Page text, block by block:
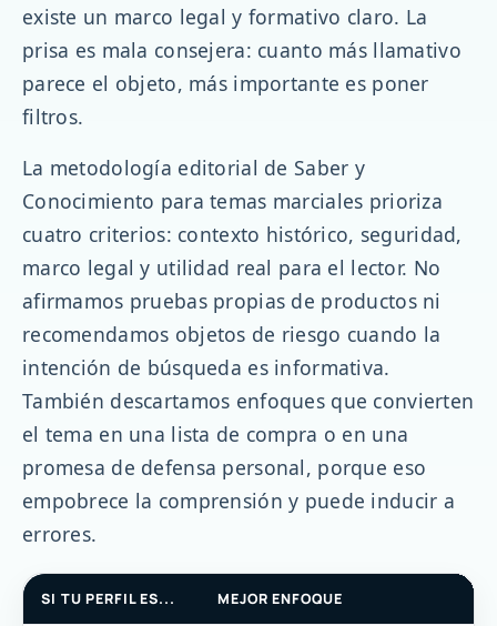
existe un marco legal y formativo claro. La
prisa es mala consejera: cuanto más llamativo
parece el objeto, más importante es poner
filtros.
La metodología editorial de Saber y
Conocimiento para temas marciales prioriza
cuatro criterios: contexto histórico, seguridad,
marco legal y utilidad real para el lector. No
afirmamos pruebas propias de productos ni
recomendamos objetos de riesgo cuando la
intención de búsqueda es informativa.
También descartamos enfoques que convierten
el tema en una lista de compra o en una
promesa de defensa personal, porque eso
empobrece la comprensión y puede inducir a
errores.
SI TU PERFIL ES... MEJOR ENFOQUE